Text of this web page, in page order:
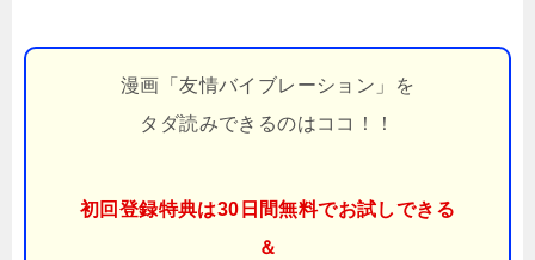
漫画「友情バイブレーション」を
タダ読みできるのはココ！！
初回登録特典は30日間無料でお試しできる
＆